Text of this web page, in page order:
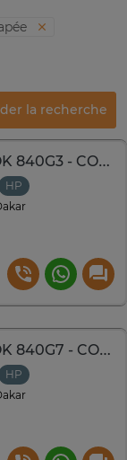
la recherche
HP ELITEBOOK 840G3 - CORE i5
HP
HP ELITEBOOK 840G7 - CORE i5 10th GEN
HP